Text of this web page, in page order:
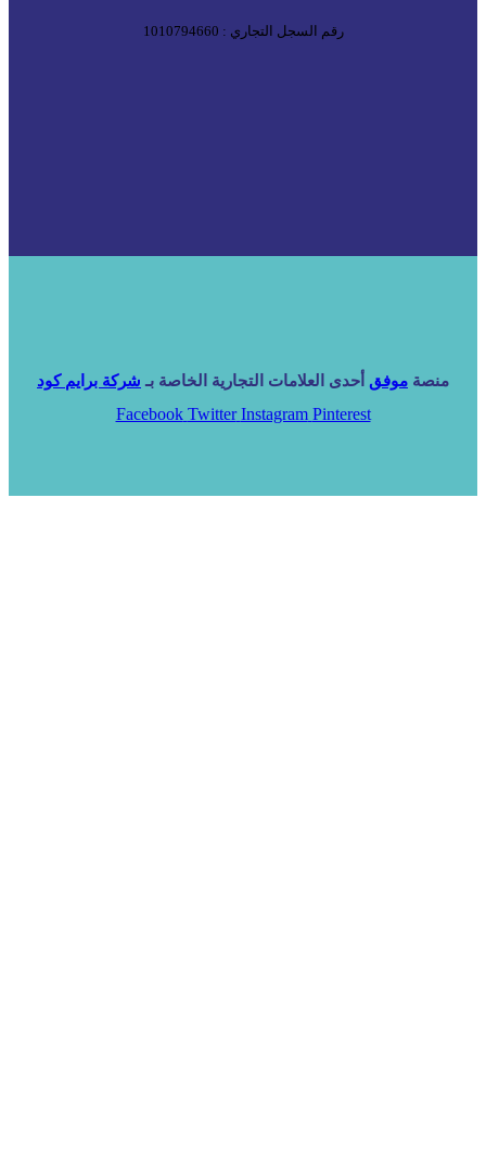
رقم السجل التجاري : 1010794660
منصة موفق أحدى العلامات التجارية الخاصة بـ شركة برايم كود
Facebook Twitter Instagram Pinterest